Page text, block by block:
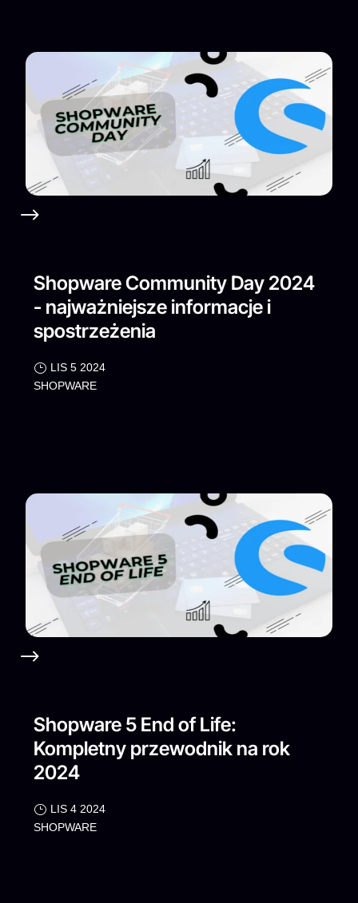
Shopware Community Day 2024
- najważniejsze informacje i
spostrzeżenia
LIS 5 2024
SHOPWARE
Shopware 5 End of Life:
Kompletny przewodnik na rok
2024
LIS 4 2024
SHOPWARE